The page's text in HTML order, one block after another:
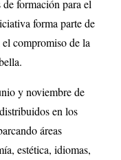
formación para el
forma parte de
compromiso de la
y noviembre de
en los
áreas
estética, idiomas,